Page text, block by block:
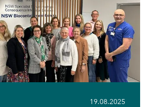
19.08.2025